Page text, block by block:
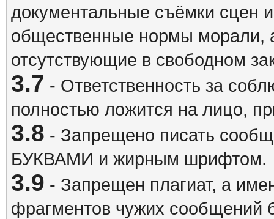
документальные съёмки сцен
общественные нормы морали,
отсутствующие в свободном
3.7 - Ответственность за
полностью ложится на лицо,
3.8 - Запрещено писать
БУКВАМИ и жирным шрифтом.
3.9 - Запрещен плагиат, а
фрагментов чужих сообщений